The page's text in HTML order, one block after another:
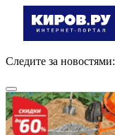
Следите за новостями: